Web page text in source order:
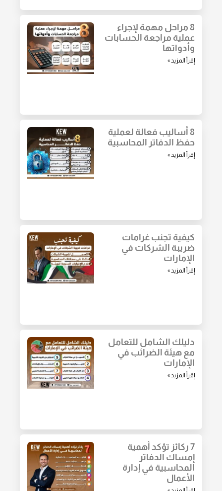
8 مراحل مهمة لإجراء
عملية مراجعة الحسابات
وأدواتها
إقرأ المزيد »
8 أساليب فعالة لعملية
حفظ الدفاتر المحاسبية
إقرأ المزيد »
كيفية تجنب غرامات
ضريبة الشركات في
الإمارات
إقرأ المزيد »
دليلك الشامل للتعامل
مع هيئة الضرائب في
الإمارات
إقرأ المزيد »
7 ركائز تؤكد أهمية
إمساك الدفاتر
المحاسبية في إدارة
الأعمال